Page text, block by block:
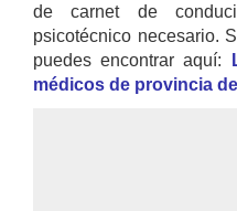
de carnet de
psicotécnico necesario.
puedes encontrar aquí:
médicos de provincia